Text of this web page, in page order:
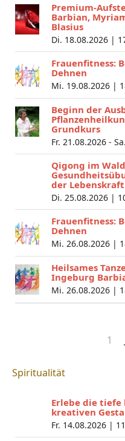
Premium-
Barbian,
Blasius
Di. 18.08.2026 |
Frauenfitness:
Dehnen
Mi. 19.08.2026 |
Beginn der
Grundkurs
Fr. 21.08.2026 -
Qigong im
der Lebenskraft
Di. 25.08.2026 |
Frauenfitness:
Dehnen
Mi. 26.08.2026 |
Heilsames
Ingeburg
Mi. 26.08.2026 |
1
Spiritualität
Erlebe die tiefe
kreativen
Fr. 14.08.2026 |